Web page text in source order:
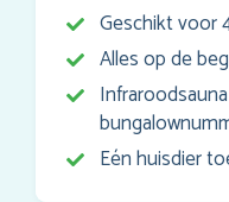
Geschikt voor
Alles op de
Eén huisdier